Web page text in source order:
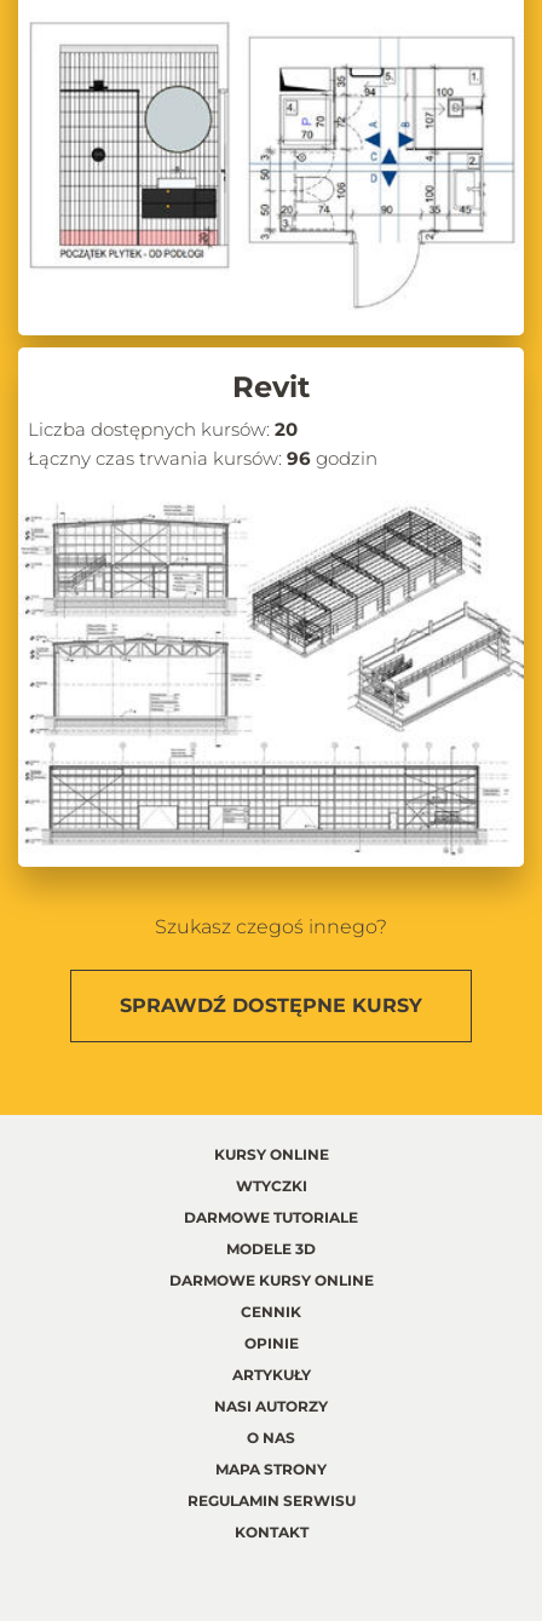
Revit
Liczba dostępnych kursów: 20
Łączny czas trwania kursów: 96 godzin
Szukasz czegoś innego?
SPRAWDŹ DOSTĘPNE KURSY
KURSY ONLINE
WTYCZKI
DARMOWE TUTORIALE
MODELE 3D
DARMOWE KURSY ONLINE
CENNIK
OPINIE
ARTYKUŁY
NASI AUTORZY
O NAS
MAPA STRONY
REGULAMIN SERWISU
KONTAKT